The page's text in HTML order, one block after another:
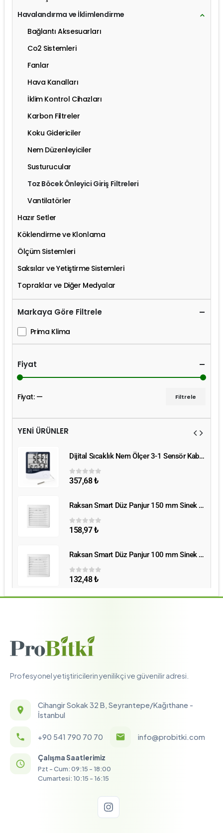
Havalandırma ve İklimlendirme
Bağlantı Aksesuarları
Co2 Sistemleri
Fanlar
Hava Kanalları
İklim Kontrol Cihazları
Karbon Filtreler
Koku Gidericiler
Nem Düzenleyiciler
Susturucular
Toz Böcek Önleyici Giriş Filtreleri
Vantilatörler
Hazır Setler
Köklendirme ve Klonlama
Ölçüm Sistemleri
Saksılar ve Yetiştirme Sistemleri
Topraklar ve Diğer Medyalar
Markaya Göre Filtrele
Prima Klima
Fiyat
Filtrele
Fiyat: —
YENİ ÜRÜNLER
Dijital Sıcaklık Nem Ölçer 3-1 Sensör Kablolu
05 üzerinden
357,68₺
Raksan Smart Düz Panjur 150 mm Sinek Telli
0 5 üzerinden
158,97₺
Raksan Smart Düz Panjur 100 mm Sinek Telli
05 üzerinden
132,48₺
Profesyonel yetiştiricilerin yenilikçi ve güvenilir adresi.
Cihangir Sokak 32 B, Seyrantepe/Kağıthane -
İstanbul
+90 541 790 70 70 info@probitki.com
Çalışma Saatlerimiz
Pzt - Cum: 09:15 - 18:00
Cumartesi: 10:15 - 16:15